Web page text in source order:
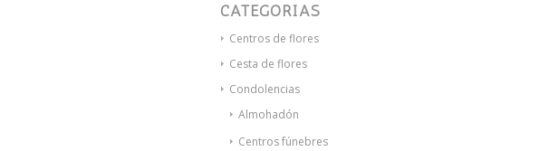
CATEGORÍAS
Centros de flores
Cesta de flores
Condolencias
Almohadón
Centros fúnebres